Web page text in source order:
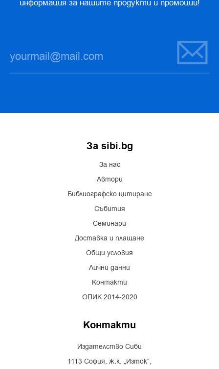
информация за нашите продукти и промоции!
За sibi.bg
За нас
Автори
Библиографско цитиране
Събития
Семинари
Доставка и плащане
Общи условия
Лични данни
Контакти
ОПИК 2014-2020
Контакти
Издателство Сиби
1113 София, ж.к. „Изток“,